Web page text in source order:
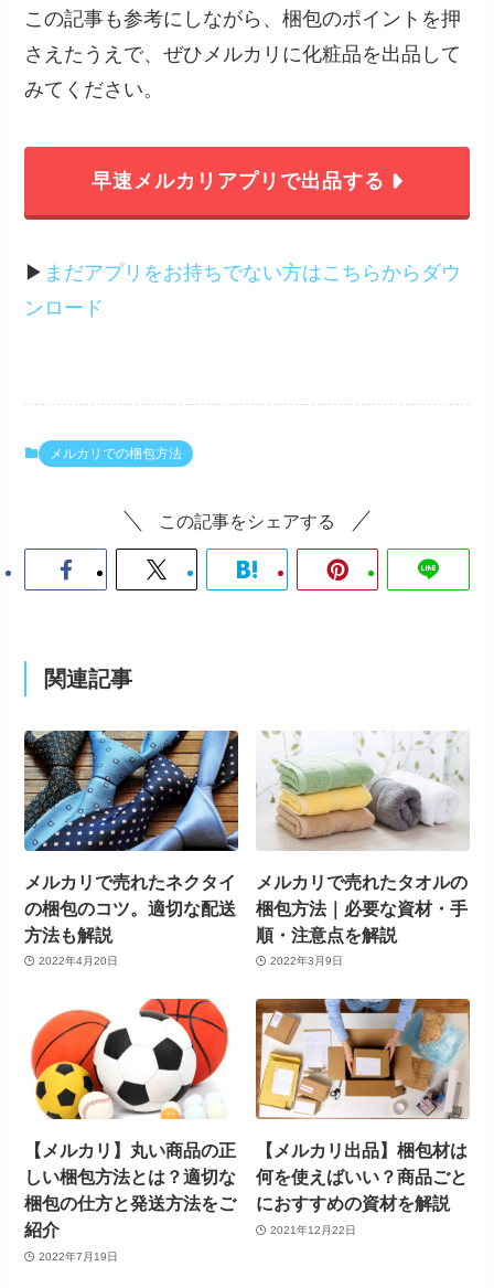
この記事も参考にしながら、梱包のポイントを押
さえたうえで、ぜひメルカリに化粧品を出品して
みてください。
早速メルカリアプリで出品する
▶︎ まだアプリをお持ちでない方はこちらからダウ
ンロード
メルカリでの梱包方法
この記事をシェアする
関連記事
メルカリで売れたネクタイ
の梱包のコツ。適切な配送
方法も解説
2022年4月20日
メルカリで売れたタオルの
梱包方法｜必要な資材・手
順・注意点を解説
2022年3月9日
【メルカリ】丸い商品の正
しい梱包方法とは？適切な
梱包の仕方と発送方法をご
紹介
2022年7月19日
【メルカリ出品】梱包材は
何を使えばいい？商品ごと
におすすめの資材を解説
2021年12月22日